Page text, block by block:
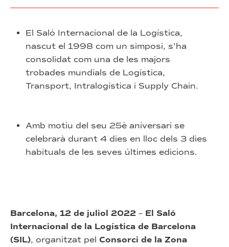
El Saló Internacional de la Logística,
nascut el 1998 com un simposi, s’ha
consolidat com una de les majors
trobades mundials de Logística,
Transport, Intralogística i Supply Chain.
Amb motiu del seu 25è aniversari se
celebrarà durant 4 dies en lloc dels 3 dies
habituals de les seves últimes edicions.
Barcelona, 12 de juliol 2022 – El Saló
Internacional de la Logística de Barcelona
(SIL), organitzat pel Consorci de la Zona